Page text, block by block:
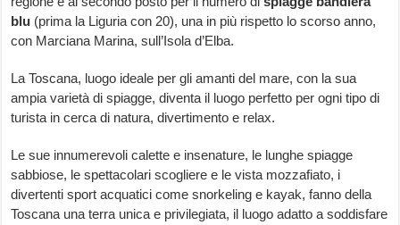
blu (prima la Liguria con 20), una in più rispetto lo scorso anno,
con Marciana Marina, sull’Isola d’Elba.
La Toscana, luogo ideale per gli amanti del mare, con la sua
ampia varietà di spiagge, diventa il luogo perfetto per ogni tipo di
turista in cerca di natura, divertimento e relax.
Le sue innumerevoli calette e insenature, le lunghe spiagge
sabbiose, le spettacolari scogliere e le vista mozzafiato, i
divertenti sport acquatici come snorkeling e kayak, fanno della
Toscana una terra unica e privilegiata, il luogo adatto a soddisfare